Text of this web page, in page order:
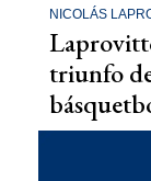
NICOLÁS
triunfo